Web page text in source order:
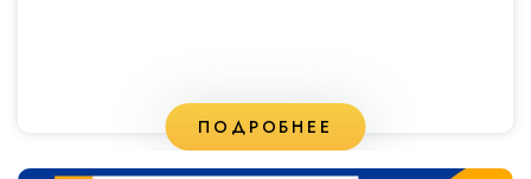
ПОДРОБНЕЕ